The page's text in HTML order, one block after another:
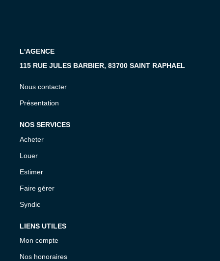
L'AGENCE
115 RUE JULES BARBIER, 83700 SAINT RAPHAEL
Nous contacter
Présentation
NOS SERVICES
Acheter
Louer
Estimer
Faire gérer
Syndic
LIENS UTILES
Mon compte
Nos honoraires